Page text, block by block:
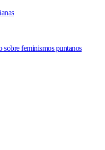
sobre feminismos puntanos